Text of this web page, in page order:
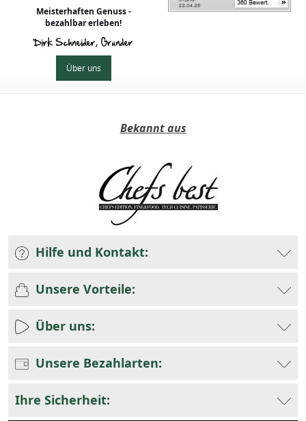
Meisterhaften Genuss -
bezahlbar erleben!
Dirk Schneider, Gründer
Über uns
Bekannt aus
Hilfe und Kontakt:
Unsere Vorteile:
Über uns:
Unsere Bezahlarten:
Ihre Sicherheit: